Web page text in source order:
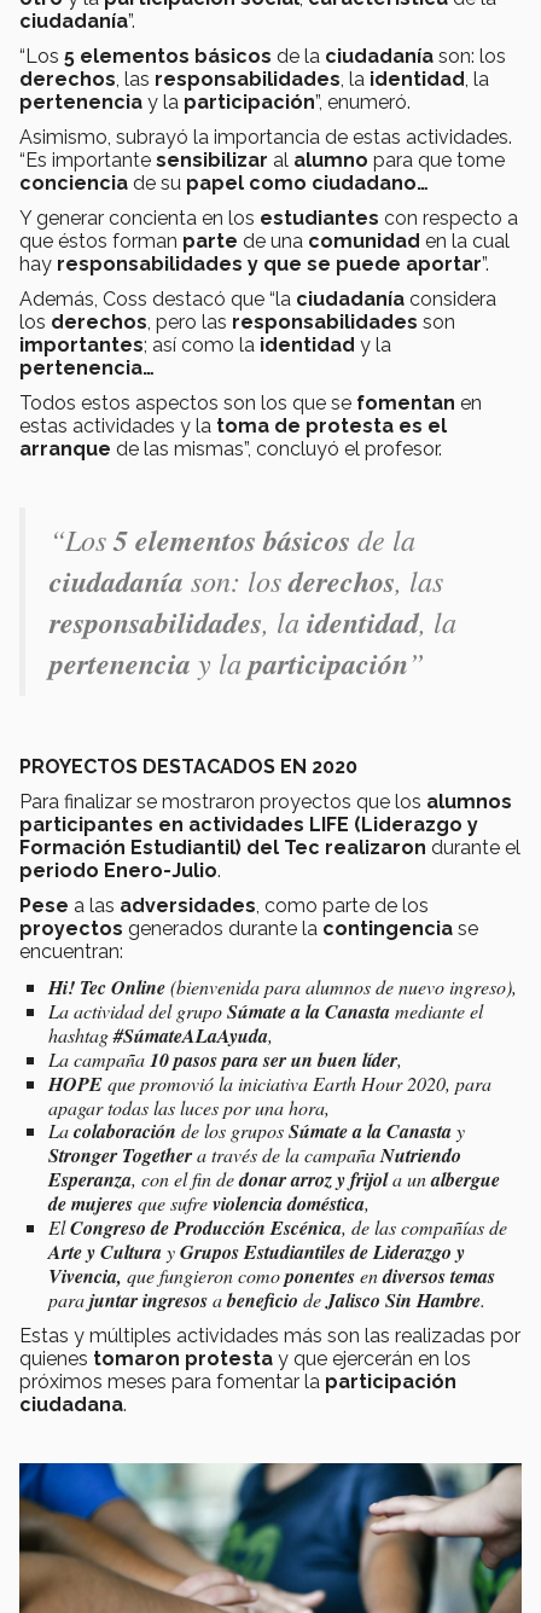
ciudadanía”.
“Los 5 elementos básicos de la ciudadanía son: los
derechos, las responsabilidades, la identidad, la
pertenencia y la participación”, enumeró.
Asimismo, subrayó la importancia de estas actividades.
“Es importante sensibilizar al alumno para que tome
conciencia de su papel como ciudadano…
Y generar concienta en los estudiantes con respecto a
que éstos forman parte de una comunidad en la cual
hay responsabilidades y que se puede aportar”.
Además, Coss destacó que “la ciudadanía considera
los derechos, pero las responsabilidades son
importantes; así como la identidad y la
pertenencia…
Todos estos aspectos son los que se fomentan en
estas actividades y la toma de protesta es el
arranque de las mismas”, concluyó el profesor.
“Los5 elementos básicos de la
ciudadanía son: losderechos, las
responsabilidades, laidentidad, la
pertenencia y laparticipación”
PROYECTOS DESTACADOS EN 2020
Para finalizar se mostraron proyectos que los alumnos
participantes en actividades LIFE (Liderazgo y
Formación Estudiantil) del Tec realizaron durante el
periodo Enero-Julio.
Pese a las adversidades, como parte de los
proyectos generados durante la contingencia se
encuentran:
Hi! Tec Online(bienvenida para alumnos de nuevo ingreso),
La actividad del grupoSúmate a la Canastamediante el
hashtag#SúmateALaAyuda,
La campaña10 pasos para ser un buen líder,
HOPEque promovió la iniciativaEarth Hour2020, para
apagar todas las luces por una hora,
Lacolaboración de los gruposSúmate a la Canastay
Stronger Togethera través de la campañaNutriendo
Esperanza, con el fin dedonar arroz y frijola unalbergue
de mujeresque sufreviolencia doméstica,
ElCongreso de Producción Escénica, de las compañías de
Arte y CulturayGrupos Estudiantiles de Liderazgo y
Vivencia, que fungieron comoponentesendiversos temas
parajuntar ingresosabeneficio deJalisco Sin Hambre.
Estas y múltiples actividades más son las realizadas por
quienes tomaron protesta y que ejercerán en los
próximos meses para fomentar la participación
ciudadana.